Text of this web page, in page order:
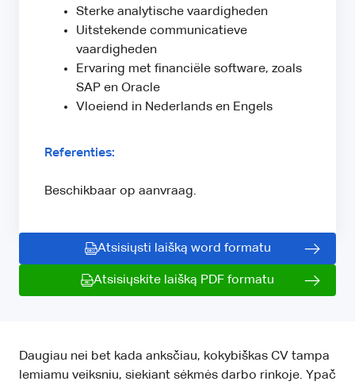
Sterke analytische vaardigheden
Uitstekende communicatieve
vaardigheden
Ervaring met financiële software, zoals
SAP en Oracle
Vloeiend in Nederlands en Engels
Referenties:
Beschikbaar op aanvraag.
Atsisiųsti laišką word formatu
Atsisiųskite laišką PDF formatu
Daugiau nei bet kada anksčiau, kokybiškas CV tampa
lemiamu veiksniu, siekiant sėkmės darbo rinkoje. Ypač